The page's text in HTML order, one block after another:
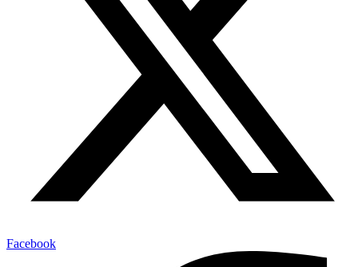
Facebook